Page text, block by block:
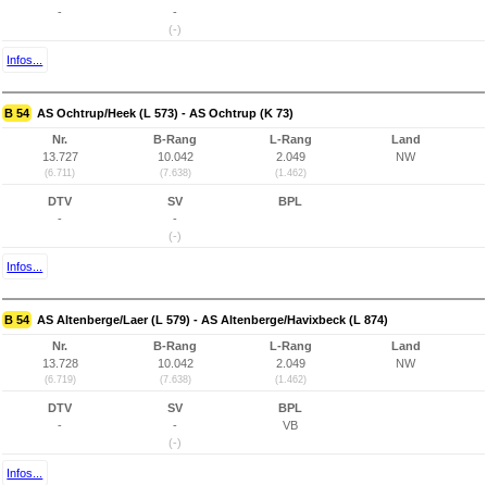
-
-
(-)
Infos...
B 54 AS Ochtrup/Heek (L 573) - AS Ochtrup (K 73)
Nr.
13.727
(6.711)
B-Rang
10.042
(7.638)
L-Rang
2.049
(1.462)
Land
NW
DTV
-
SV
-
(-)
BPL
Infos...
B 54 AS Altenberge/Laer (L 579) - AS Altenberge/Havixbeck (L 874)
Nr.
13.728
(6.719)
B-Rang
10.042
(7.638)
L-Rang
2.049
(1.462)
Land
NW
DTV
-
SV
-
(-)
BPL
VB
Infos...